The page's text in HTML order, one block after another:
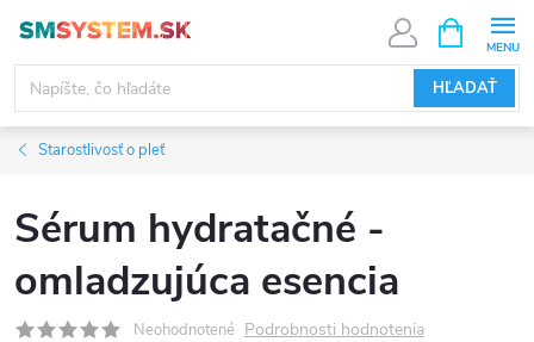
obsah
HĽADAŤ
KOŠÍK
Starostlivosť o pleť
Sérum hydratačné -
omladzujúca esencia
Neohodnotené Podrobnosti hodnotenia